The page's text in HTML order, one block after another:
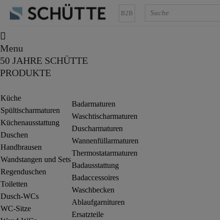
B2B
Menu
50 JAHRE SCHÜTTE
PRODUKTE
Küche
Spültischarmaturen
Küchenausstattung
Duschen
Handbrausen
Wandstangen und Sets
Regenduschen
Toiletten
Dusch-WCs
WC-Sitze
Badarmaturen
Waschtischarmaturen
Duscharmaturen
Wannenfüllarmaturen
Thermostatarmaturen
Badausstattung
Badaccessoires
Waschbecken
Ablaufgarnituren
Ersatzteile